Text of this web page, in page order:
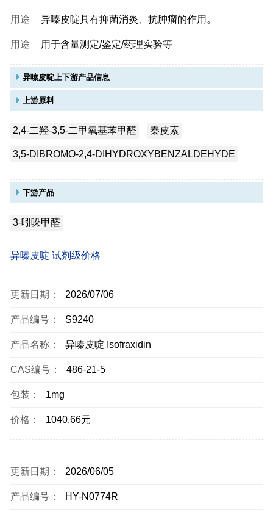
用途 异嗪皮啶具有抑菌消炎、抗肿瘤的作用。
用途 用于含量测定/鉴定/药理实验等
异嗪皮啶上下游产品信息
上游原料
2,4-二羟-3,5-二甲氧基苯甲醛 秦皮素
3,5-DIBROMO-2,4-DIHYDROXYBENZALDEHYDE
下游产品
3-吲哚甲醛
异嗪皮啶 试剂级价格
更新日期： 2026/07/06
产品编号： S9240
产品名称： 异嗪皮啶 Isofraxidin
CAS编号： 486-21-5
包装： 1mg
价格： 1040.66元
更新日期： 2026/06/05
产品编号： HY-N0774R